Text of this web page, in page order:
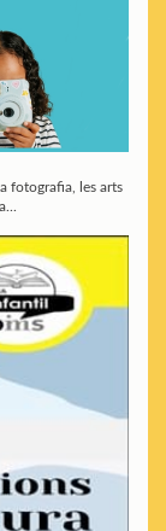
fotografia, les arts